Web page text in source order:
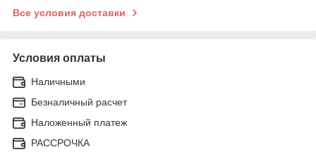
Все условия доставки
Условия оплаты
Наличными
Безналичный расчет
Наложенный платеж
РАССРОЧКА